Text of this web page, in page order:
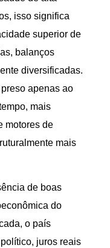
isso significa
superior de
balanços
diversificadas.
apenas ao
mais
motores de
mais
de boas
do
o país
juros reais